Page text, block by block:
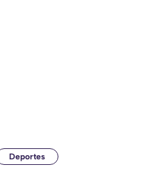
Deportes